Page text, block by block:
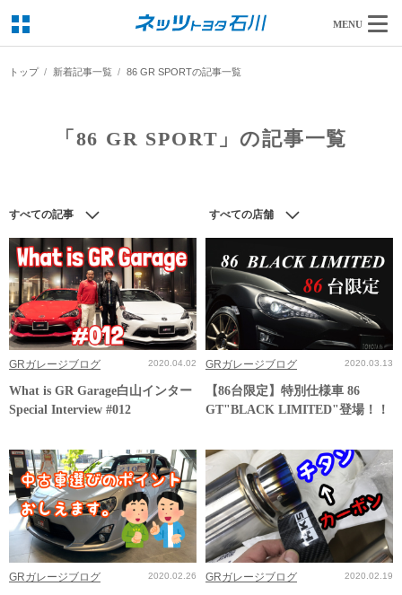
MENU
トップ 新着記事一覧 86 GR SPORTの記事一覧
「86 GR SPORT」の記事一覧
すべての記事 すべての店舗
GRガレージブログ 2020.04.02
What is GR Garage白山インター
Special Interview #012
GRガレージブログ 2020.03.13
【86台限定】特別仕様車 86
GT"BLACK LIMITED"登場！！
GRガレージブログ 2020.02.26 GRガレージブログ 2020.02.19